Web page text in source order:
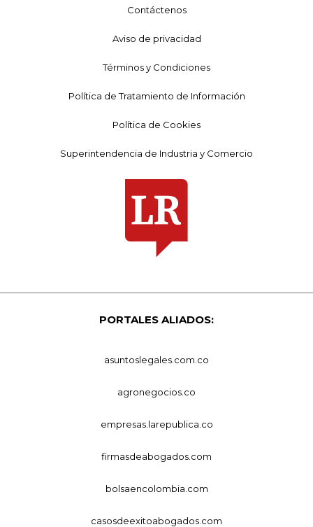
Contáctenos
Aviso de privacidad
Términos y Condiciones
Política de Tratamiento de Información
Política de Cookies
Superintendencia de Industria y Comercio
PORTALES ALIADOS:
asuntoslegales.com.co
agronegocios.co
empresas.larepublica.co
firmasdeabogados.com
bolsaencolombia.com
casosdeexitoabogados.com